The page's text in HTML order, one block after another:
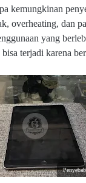
kemungkinan
overheating, dan
yang
terjadi karena